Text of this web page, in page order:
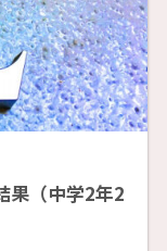
果（中学2年2